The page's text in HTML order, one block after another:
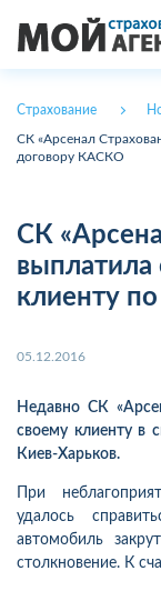
Страхование
СК «Арсенал
договору КАСКО
СК
выплатила
клиенту
05.12.2016
Недавно СК
своему клиенту в
Киев-Харьков.
При
удалось
автомобиль
столкновение. К